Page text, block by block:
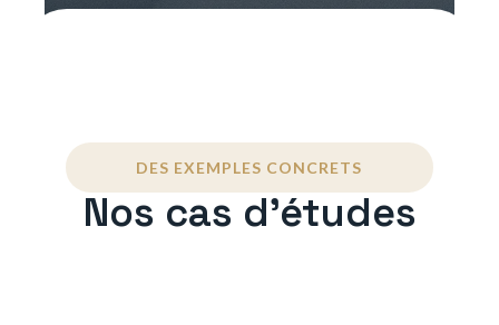
DES EXEMPLES CONCRETS
Nos cas d'études